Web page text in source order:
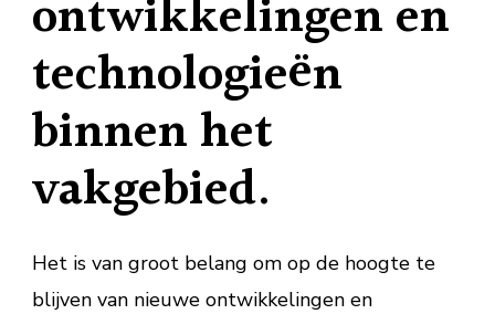
ontwikkelingen en
technologieën
binnen het
vakgebied.
Het is van groot belang om op de hoogte te
blijven van nieuwe ontwikkelingen en